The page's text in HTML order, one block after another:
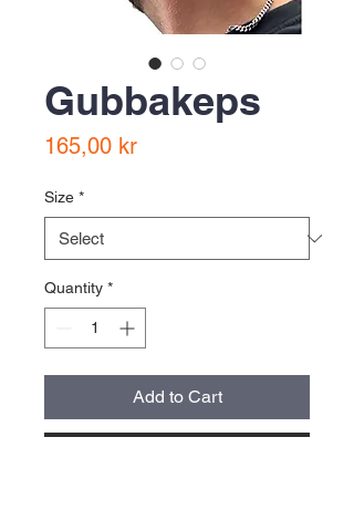
Gubbakeps
165,00 krPrice
Size *
Quantity *
Add to Cart